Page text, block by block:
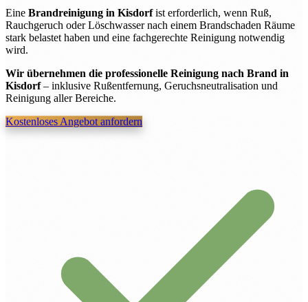
Eine Brandreinigung in Kisdorfist erforderlich, wenn Ruß,
Rauchgeruch oder Löschwasser nach einem Brandschaden Räume
stark belastet haben und eine fachgerechte Reinigung notwendig
wird.
Wir übernehmen die professionelle Reinigung nach Brand in
Kisdorf– inklusive Rußentfernung, Geruchsneutralisation und
Reinigung aller Bereiche.
Kostenloses Angebot anfordern